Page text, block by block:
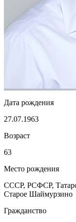
Дата рождения
27.07.1963
Возраст
63
Место рождения
СССР, РСФСР,
Старое Шаймурзино
Гражданство